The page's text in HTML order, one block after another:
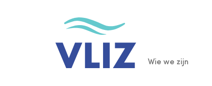
Main
Wie we zijn